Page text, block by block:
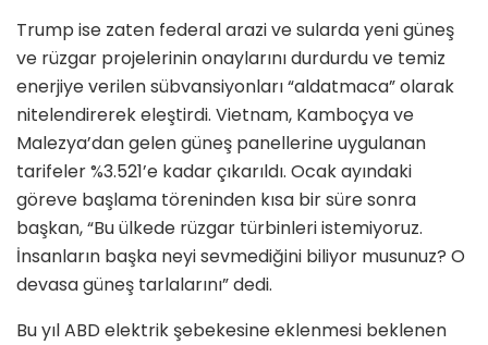
Trump ise zaten federal arazi ve sularda yeni güneş
ve rüzgar projelerinin onaylarını durdurdu ve temiz
enerjiye verilen sübvansiyonları “aldatmaca” olarak
nitelendirerek eleştirdi. Vietnam, Kamboçya ve
Malezya’dan gelen güneş panellerine uygulanan
tarifeler %3.521’e kadar çıkarıldı. Ocak ayındaki
göreve başlama töreninden kısa bir süre sonra
başkan, “Bu ülkede rüzgar türbinleri istemiyoruz.
İnsanların başka neyi sevmediğini biliyor musunuz? O
devasa güneş tarlalarını” dedi.
Bu yıl ABD elektrik şebekesine eklenmesi beklenen